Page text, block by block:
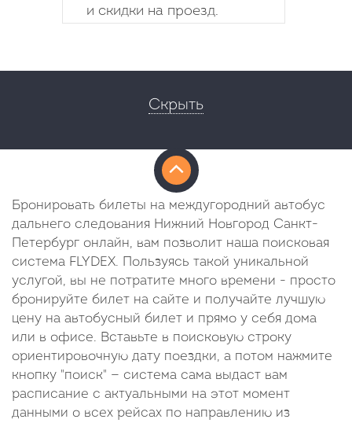
и скидки на проезд.
Скрыть
Бронировать билеты на междугородний автобус
дальнего следования Нижний Новгород Санкт-
Петербург онлайн, вам позволит наша поисковая
система FLYDEX. Пользуясь такой уникальной
услугой, вы не потратите много времени - просто
бронируйте билет на сайте и получайте лучшую
цену на автобусный билет и прямо у себя дома
или в офисе. Вставьте в поисковую строку
ориентировочную дату поездки, а потом нажмите
кнопку "поиск" — система сама выдаст вам
расписание с актуальными на этот момент
данными о всех рейсах по направлению из